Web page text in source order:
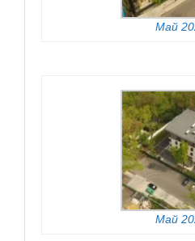
Май
Май